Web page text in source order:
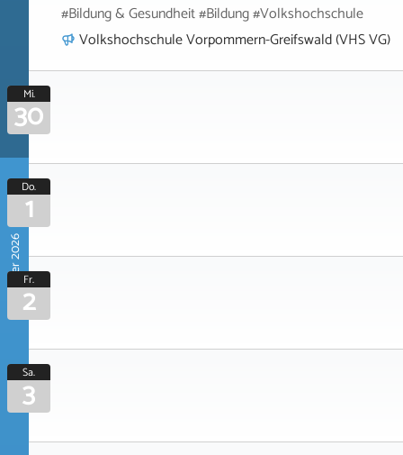
#Bildung & Gesundheit #Bildung #Volkshochschule
Volkshochschule Vorpommern-Greifswald (VHS VG)
Mi.
30
Oktober 2026
Do.
1
Fr.
2
Sa.
3